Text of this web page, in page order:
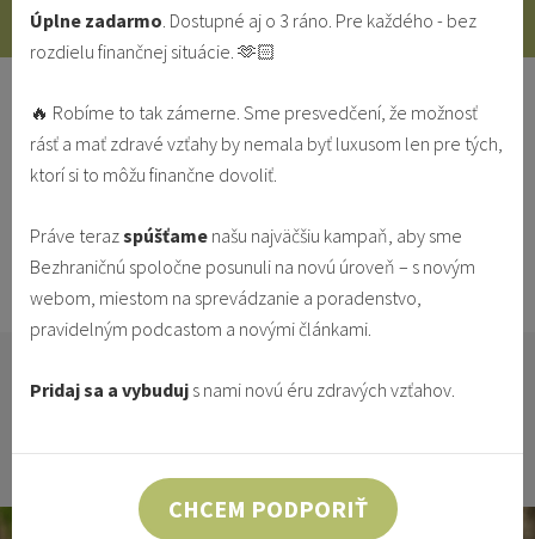
Prvý krok k sebaprijatiu: Prijmi sa
taký, aký si
IDENTITA
Katarína Marčáková
7.1.2016 Vzťahy & Identita
sa zo života, budovať plnohodnotné vzťahy? Prečo sa
Úplne zadarmo. Dostupné aj o 3 ráno. Pre každého - bez
rozdielu finančnej situácie. 🫶🏻
🔥 Robíme to tak zámerne. Sme presvedčení, že možnosť
rásť a mať zdravé vzťahy by nemala byť luxusom len pre tých,
ktorí si to môžu finančne dovoliť.
Práve terazspúšťame našu najväčšiu kampaň, aby sme
Bezhraničnú spoločne posunuli na novú úroveň – s novým
webom, miestom na sprevádzanie a poradenstvo,
pravidelným podcastom a novými článkami.
Pridaj sa a vybuduj s nami novú éru zdravých vzťahov.
CHCEM PODPORIŤ